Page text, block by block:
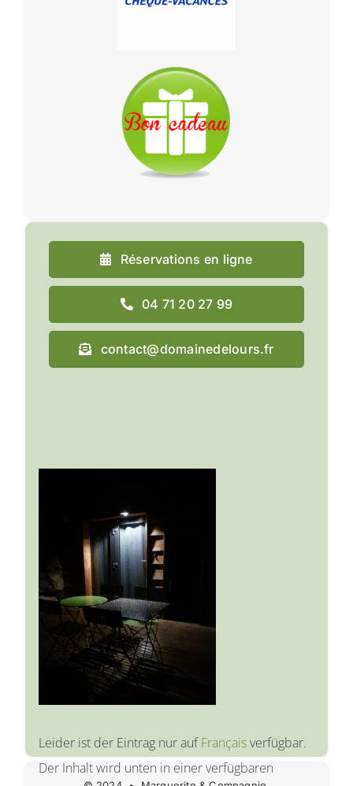
Réservations en ligne
04 71 20 27 99
contact@domainedelours.fr
Leider ist der Eintrag nur aufFrançaisverfügbar.
Der Inhalt wird unten in einer verfügbaren